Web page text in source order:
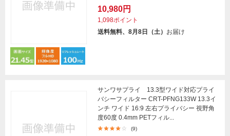
10,980円
1,098ポイント
送料無料、8月8日（土） お届け
サンワサプライ 13.3型ワイド対応プライ
バシーフィルター CRT-PFNG133W 13.3イ
ンチ ワイド 16:9 左右プライバシー 視野角
度60度 0.4mm PETフィル...
(9)